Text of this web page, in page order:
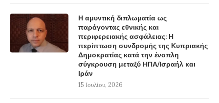
Η αμυντική διπλωματία ως
παράγοντας εθνικής και
περιφερειακής ασφάλειας: Η
περίπτωση συνδρομής της Κυπριακής
Δημοκρατίας κατά την ένοπλη
σύγκρουση μεταξύ ΗΠΑ/Ισραήλ και
Ιράν
15 Ιουλίου, 2026